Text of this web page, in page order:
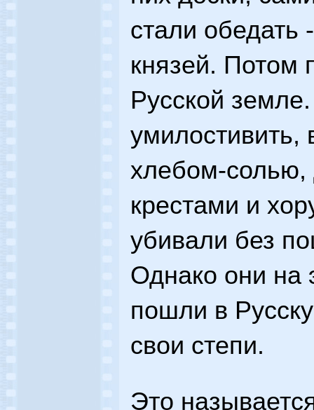
стали обедать
князей. Потом
Русской
умилостивить,
хлебом-солью,
крестами и
убивали без
Однако они на
пошли в
свои степи.
Это